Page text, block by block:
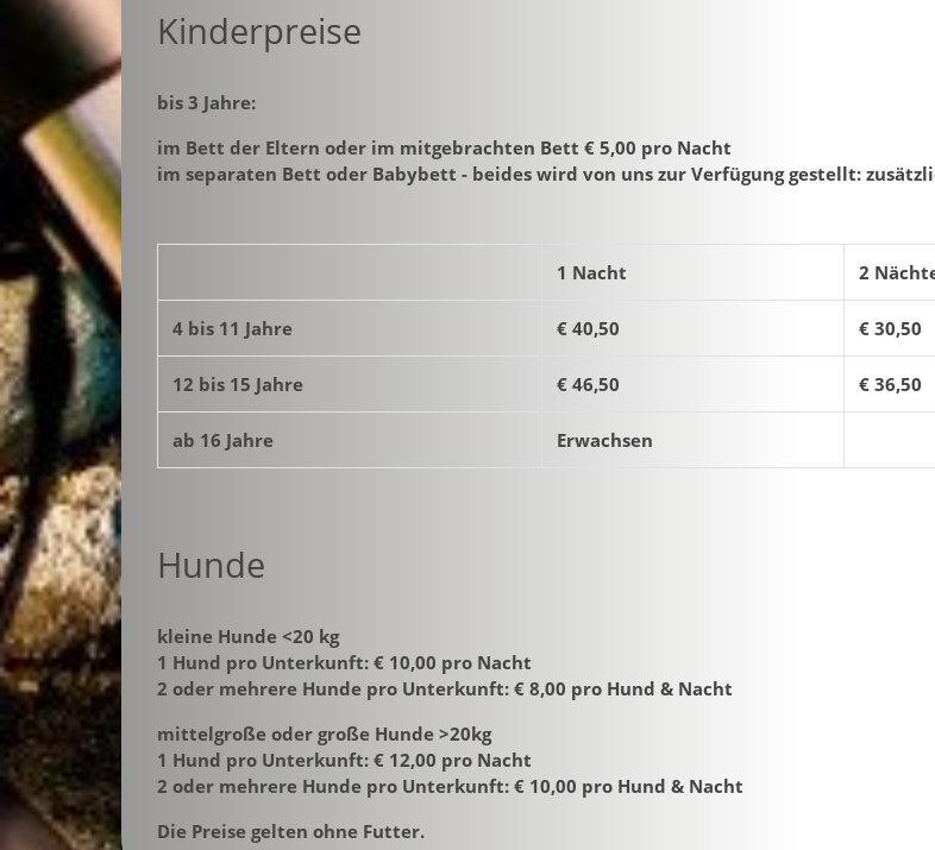
Kinderpreise
bis 3 Jahre:
im Bett der Eltern oder im mitgebrachten Bett € 5,00 pro Nacht
im separaten Bett oder Babybett - beides wird von uns zur Verfügung gestellt:
1 Nacht 2
4 bis 11 Jahre € 40,50 € 30,50
12 bis 15 Jahre € 46,50 € 36,50
ab 16 Jahre Erwachsen
Hunde
kleine Hunde <20 kg
1 Hund pro Unterkunft: € 10,00 pro Nacht
2 oder mehrere Hunde pro Unterkunft: € 8,00 pro Hund & Nacht
mittelgroße oder große Hunde >20kg
1 Hund pro Unterkunft: € 12,00 pro Nacht
2 oder mehrere Hunde pro Unterkunft: € 10,00 pro Hund & Nacht
Die Preise gelten ohne Futter.